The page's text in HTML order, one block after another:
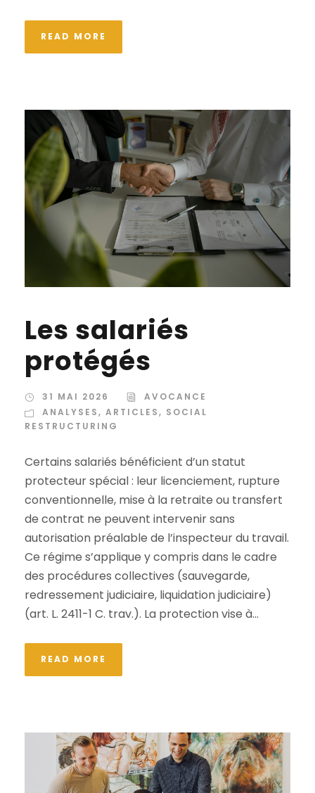
READ MORE
Les salariés
protégés
31 MAI 2026
AVOCANCE
ANALYSES, ARTICLES, SOCIAL
RESTRUCTURING
Certains salariés bénéficient d’un statut
protecteur spécial : leur licenciement, rupture
conventionnelle, mise à la retraite ou transfert
de contrat ne peuvent intervenir sans
autorisation préalable de l’inspecteur du travail.
Ce régime s’applique y compris dans le cadre
des procédures collectives (sauvegarde,
redressement judiciaire, liquidation judiciaire)
(art. L. 2411-1 C. trav.). La protection vise à...
READ MORE